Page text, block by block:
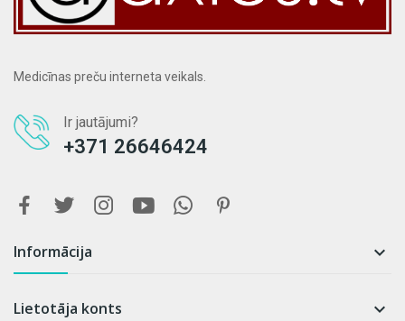
Medicīnas preču interneta veikals.
Ir jautājumi?
+371 26646424
Informācija 
Lietotāja konts 